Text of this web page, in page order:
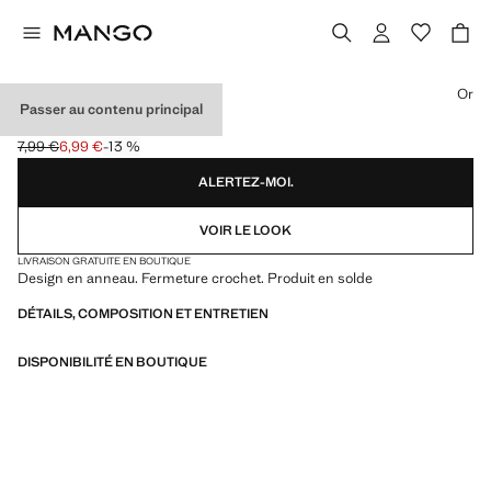
Passer au contenu principal
Prix initial barré [7,99 € ]
7,99 €
Prix actuel [6,99 € ]
6,99 €-13 %
Choisissez une couleur
Or
ALERTEZ-MOI.
VOIR LE LOOK
LIVRAISON GRATUITE EN BOUTIQUE
Design en anneau. Fermeture crochet. Produit en solde
DÉTAILS, COMPOSITION ET ENTRETIEN
DISPONIBILITÉ EN BOUTIQUE